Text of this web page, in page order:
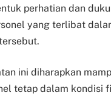
perhatian dan
yang terlibat
ini diharapkan
tetap dalam kondisi